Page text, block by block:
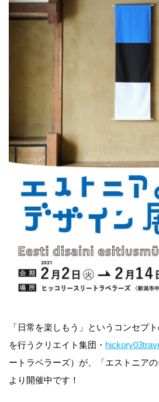
「日常を楽しもう」というコンセプ
を行うクリエイト集団・
ートラベラーズ）が、「エストニア
より開催中です！